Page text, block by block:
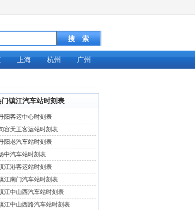
上海 杭州 广州
门镇江汽车站时刻表
阳客运中心时刻表
容天王客运站时刻表
阳老汽车站时刻表
中汽车站时刻表
江港客运站时刻表
江南门汽车站时刻表
江中山西汽车站时刻表
江中山西路汽车站时刻表